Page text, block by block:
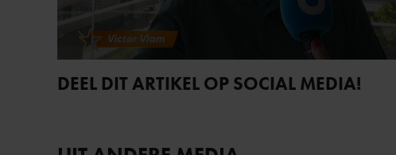
DEEL DIT ARTIKEL OP SOCIAL MEDIA!